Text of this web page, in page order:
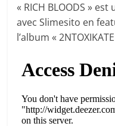
« RICH BLOODS »
avec Slimesito en
l’album «